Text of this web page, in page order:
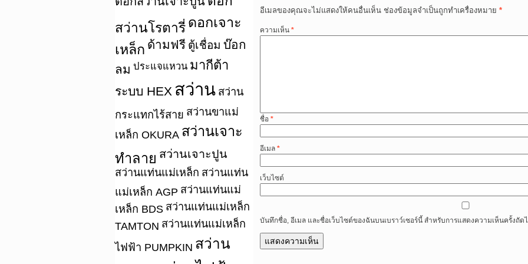
สว่านโรตารี่ ดอกเจาะ
เหล็ก ด้ามฟรี ตู้เชื่อม บ๊อก
ลม ประแจแหวน มากีต้า
ระบบ HEX สว่าน สว่าน
กระแทกไร้สาย สว่านขาแม่
เหล็ก OKURA สว่านเจาะ
ทำลาย สว่านเจาะปูน
สว่านแท่นแม่เหล็ก สว่านแท่น
แม่เหล็ก AGP สว่านแท่นแม่
เหล็ก BDS สว่านแท่นแม่เหล็ก
TAMTON สว่านแท่นแม่เหล็ก
ไฟฟ้า PUMPKIN สว่าน
อีเมลของคุณจะไม่แสดงให้คนอื่นเห็น ช่องข้อมูลจำเป็นถูกทำเครื่องหมาย *
ความเห็น *
ชื่อ *
อีเมล *
เว็บไซต์
บันทึกชื่อ, อีเมล และชื่อเว็บไซต์ของฉันบนเบราว์เซอร์นี้ สำหรับการแสดงความเห็นครั้งถัด